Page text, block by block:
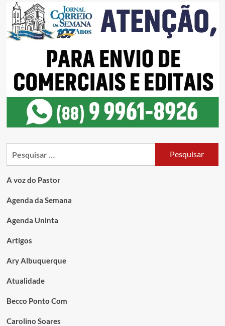
A voz do Pastor
Agenda da Semana
Agenda Uninta
Artigos
Ary Albuquerque
Atualidade
Becco Ponto Com
Carolino Soares